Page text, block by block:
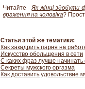
Читайте -Як жінці здобути
враження на чоловіка?
Статьи этой же тематики:
Как закадрить парня на
Искусство обольщения в сети
С каких фраз лучше
Секреты мужского оргазма
Как доставить удовольствие